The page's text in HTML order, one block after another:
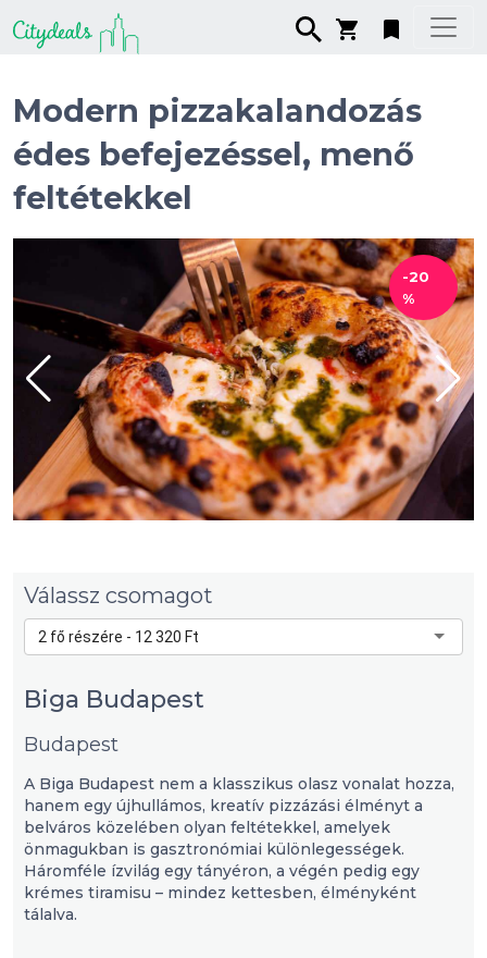
Modern pizzakalandozás
édes befejezéssel, menő
feltétekkel
-20
%
Válassz csomagot
2 fő részére - 12 320 Ft
Biga Budapest
Budapest
A Biga Budapest nem a klasszikus olasz vonalat hozza,
hanem egy újhullámos, kreatív pizzázási élményt a
belváros közelében olyan feltétekkel, amelyek
önmagukban is gasztronómiai különlegességek.
Háromféle ízvilág egy tányéron, a végén pedig egy
krémes tiramisu – mindez kettesben, élményként
tálalva.